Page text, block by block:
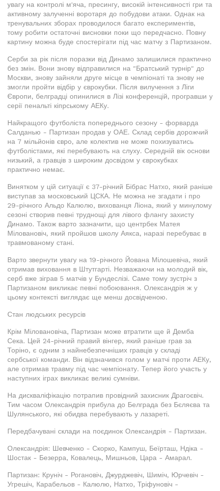
увагу на контролі м'яча, пресингу, високій інтенсивності гри та
активному залученні воротаря до побудови атаки. Однак на
тренувальних зборах проводилося багато експериментів,
тому робити остаточні висновки поки що передчасно. Повну
картину можна буде спостерігати під час матчу з Партизаном.
Серби за рік після поразки від Динамо залишилися практично
без змін. Вони знову відправилися на "Братський турнір" до
Москви, знову зайняли друге місце в чемпіонаті та знову не
змогли пройти відбір у єврокубки. Після вилучення з Ліги
Європи, белградці опинилися в Лізі конференцій, програвши у
серії пенальті кіпрському АЕКу.
Найкращого футболіста попереднього сезону - форварда
Салданью - Партизан продав у ОАЕ. Склад сербів дорожчий
на 7 мільйонів євро, але колектив не може похизуватись
футболістами, які перебувають на слуху. Середній вік основи
низький, а гравців з широким досвідом у єврокубках
практично немає.
Винятком у цій ситуації є 37-річний Бібрас Натхо, який раніше
виступав за московський ЦСКА. Не можна не згадати і про
29-річного Альдо Калюлю, вихованця Ліона, який у минулому
сезоні створив певні труднощі для лівого флангу захисту
Динамо. Також варто зазначити, що центрбек Матея
Міловановіч, який пройшов школу Аякса, наразі перебуває в
травмованому стані.
Варто звернути увагу на 19-річного Йована Мілошевіча, який
отримав виховання в Штутгарті. Незважаючи на молодий вік,
серб вже зіграв 5 матчів у Бундеслізі. Саме тому зустріч з
Партизаном викликає певні побоювання. Олександрія ж у
цьому контексті виглядає ще менш досвідченою.
Стан людських ресурсів
Крім Міловановіча, Партизан може втратити ще й Демба
Сека. Цей 24-річний правий вінгер, який раніше грав за
Торіно, є одним з найнебезпечніших гравців у складі
сербської команди. Він відзначився голом у матчі проти АЕКу,
але отримав травму під час чемпіонату. Тепер його участь у
наступних іграх викликає великі сумніви.
На дискваліфікацію потрапив провідний захисник Драгоєвіч.
Тим часом Олександрія прибула до Белграда без Бєляєва та
Шулянського, які обидва перебувають у лазареті.
Передбачувані склади на поєдинок Олександрія - Партизан.
Олександрія: Шевченко - Скорко, Кампуш, Беїрташ, Ндіка -
Шостак - Безерра, Ковалець, Мишньов, Цара - Амарал.
Партизан: Круніч - Рогановіч, Джурджевіч, Шиміч, Юрчевіч -
Угрешіч, Карабельов - Калюлю, Натхо, Тріфуновіч -